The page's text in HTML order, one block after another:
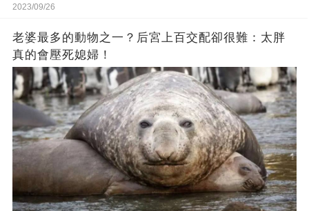
2023/09/26
老婆最多的動物之一？后宮上百交配卻很難：太胖
真的會壓死媳婦！